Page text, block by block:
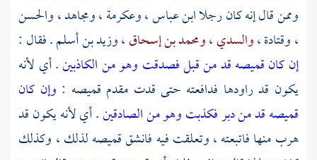
وممن قال إنه كان رجلاابن عباس،وعكرمة،ومجاهد،والحسن
،وقتادة،والسدي،ومحمد بن إسحاق،وزيد بن أسلم. فقال :
إن كان قميصه قد من قبل فصدقت وهو من الكاذبين. أي لأنه
يكون قد راودها فدافعته حتى قدت مقدم قميصه : وإن كان
قميصه قد من دبر فكذبت وهو من الصادقين. أي لأنه يكون قد
هرب منها فاتبعته ، وتعلقت فيه فانشق قميصه لذلك ، وكذلك